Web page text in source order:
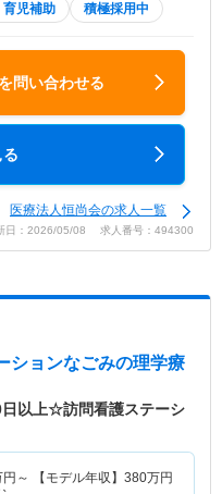
育児補助 積極採用中
問い合わせる
医療法人恒尚会の求人一覧
日：2026/05/08 求人番号：494300
ションなごみの理学療
日以上☆訪問看護ステーシ
円～ 【モデル年収】 380万円